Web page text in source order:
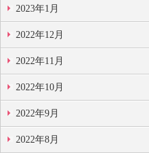
2023年1月
2022年12月
2022年11月
2022年10月
2022年9月
2022年8月